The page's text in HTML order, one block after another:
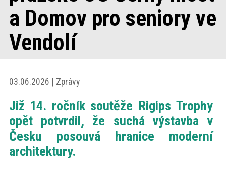
akce
ProfiMag
a Domov pro seniory ve
Vendolí
03.06.2026 | Zprávy
Již 14. ročník soutěže Rigips Trophy
opět potvrdil, že suchá výstavba v
Česku posouvá hranice moderní
architektury.